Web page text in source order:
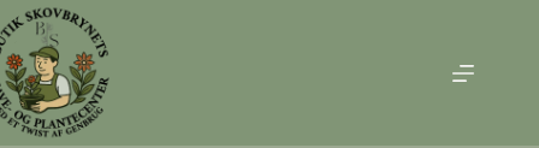
Fortsæt
til
indhold